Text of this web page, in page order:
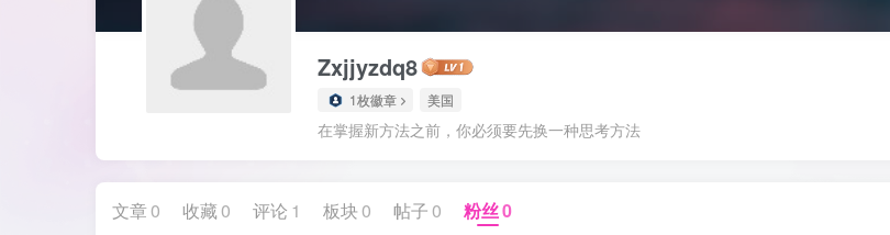
Zxjjyzdq8
1枚徽章 美国
在掌握新方法之前，你必须要先换一种思考方法
文章0 收藏 0 评论 1 板块 0 帖子 0 粉丝0